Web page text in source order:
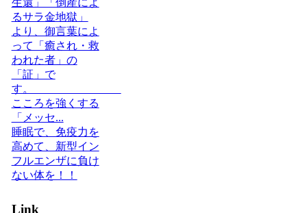
るサラ金地獄」
より、御言葉によ
って「癒され・救
われた者」の
「証」で
す。
こころを強くする
「メッセ...
睡眠で、免疫力を
高めて、新型イン
フルエンザに負け
ない体を！！
Link